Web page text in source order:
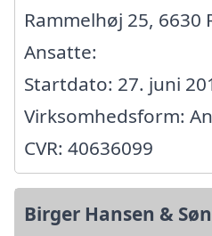
Rammelhøj 25, 6630
Ansatte:
Startdato: 27. juni
Virksomhedsform:
CVR: 40636099
Birger Hansen &